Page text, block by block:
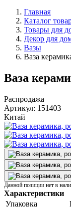
Главная
Каталог
Товары для
Декор для
Вазы
Ваза
Ваза
Распродажа
Артикул: 151403
Китай
Данной позиции нет в
Характеристики
Упаковка